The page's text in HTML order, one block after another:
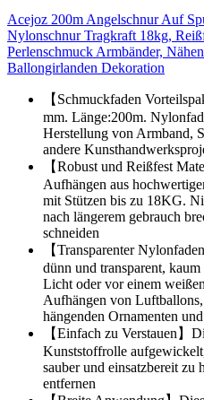
Acejoz 200m Angelschnur Auf
Nylonschnur Tragkraft 18kg,
Perlenschmuck Armbänder,
Ballongirlanden Dekoration
【Schmuckfaden
mm. Länge:200m.
Herstellung von Armband,
andere
【Robust und Reißfest
Aufhängen aus
mit Stützen bis zu 18KG.
nach längerem gebrauch
schneiden
【Transparenter
dünn und transparent,
Licht oder vor einem
Aufhängen von
hängenden Ornamenten
【Einfach zu Verstauen】
Kunststoffrolle
sauber und einsatzbereit
entfernen